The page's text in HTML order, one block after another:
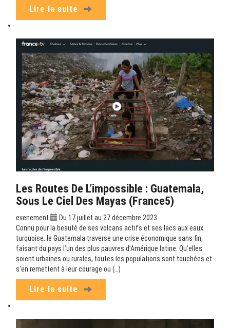
Lire la suite
Les Routes De L’impossible : Guatemala,
Sous Le Ciel Des Mayas (France5)
evenement
Du 17 juillet au 27 décembre 2023
Connu pour la beauté de ses volcans actifs et ses lacs aux eaux
turquoise, le Guatemala traverse une crise économique sans fin,
faisant du pays l’un des plus pauvres d’Amérique latine. Qu’elles
soient urbaines ou rurales, toutes les populations sont touchées et
s’en remettent à leur courage ou (…)
Lire la suite